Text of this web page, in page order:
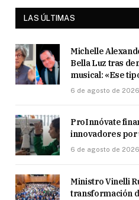
LAS ÚLTIMAS
Michelle
Bella Luz tras
musical: «Ese
6 de agosto de 2026
ProInnóvate
innovadores por
6 de agosto de 2026
Ministro Vinelli
transformación